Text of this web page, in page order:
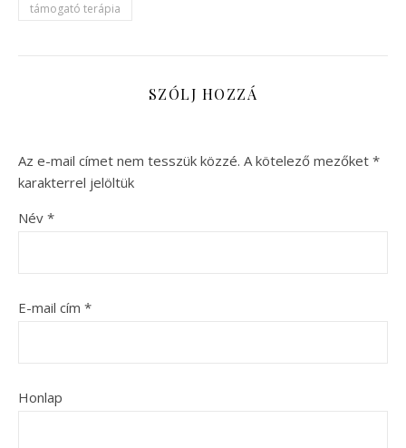
támogató terápia
SZÓLJ HOZZÁ
Az e-mail címet nem tesszük közzé. A kötelező mezőket *
karakterrel jelöltük
Név *
E-mail cím *
Honlap